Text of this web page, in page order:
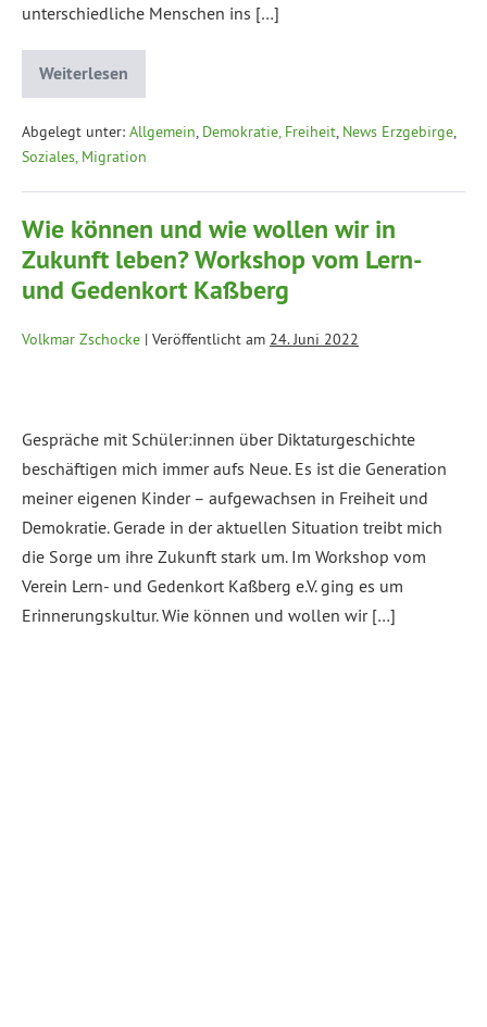
unterschiedliche Menschen ins […]
Weiterlesen
Abgelegt unter: Allgemein, Demokratie, Freiheit, News Erzgebirge,
Soziales, Migration
Wie können und wie wollen wir in
Zukunft leben? Workshop vom Lern-
und Gedenkort Kaßberg
Volkmar Zschocke | Veröffentlicht am 24. Juni 2022
Gespräche mit Schüler:innen über Diktaturgeschichte
beschäftigen mich immer aufs Neue. Es ist die Generation
meiner eigenen Kinder – aufgewachsen in Freiheit und
Demokratie. Gerade in der aktuellen Situation treibt mich
die Sorge um ihre Zukunft stark um. Im Workshop vom
Verein Lern- und Gedenkort Kaßberg e.V. ging es um
Erinnerungskultur. Wie können und wollen wir […]